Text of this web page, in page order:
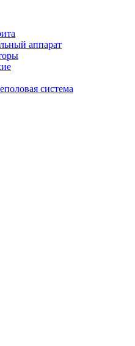
аппарат
система